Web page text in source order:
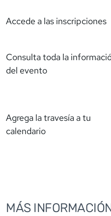
Accede a las inscripciones
Consulta toda la
del evento
Agrega la travesía a tu
calendario
MÁS